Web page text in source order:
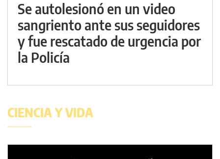
Se autolesionó en un video
sangriento ante sus seguidores
y fue rescatado de urgencia por
la Policía
CIENCIA Y VIDA